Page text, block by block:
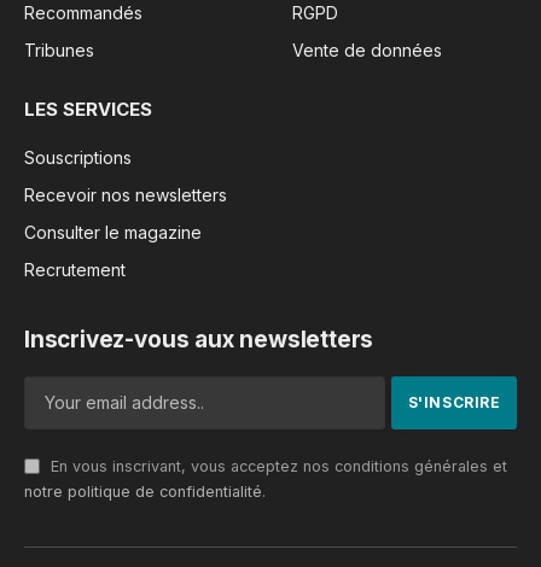
Recommandés
Tribunes
RGPD
Vente de données
LES SERVICES
Souscriptions
Recevoir nos newsletters
Consulter le magazine
Recrutement
Inscrivez-vous aux newsletters
En vous inscrivant, vous acceptez nos conditions générales et
notre politique de confidentialité.